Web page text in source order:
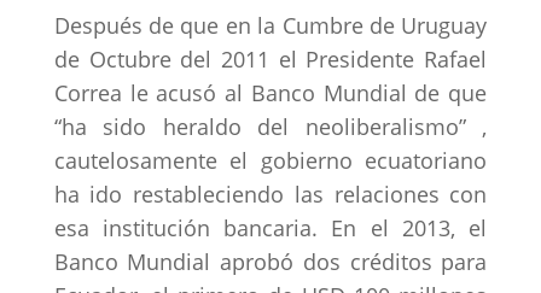
Después de que en la Cumbre de Uruguay
de Octubre del 2011 el Presidente Rafael
Correa le acusó al Banco Mundial de que
“ha sido heraldo del neoliberalismo” ,
cautelosamente el gobierno ecuatoriano
ha ido restableciendo las relaciones con
esa institución bancaria. En el 2013, el
Banco Mundial aprobó dos créditos para